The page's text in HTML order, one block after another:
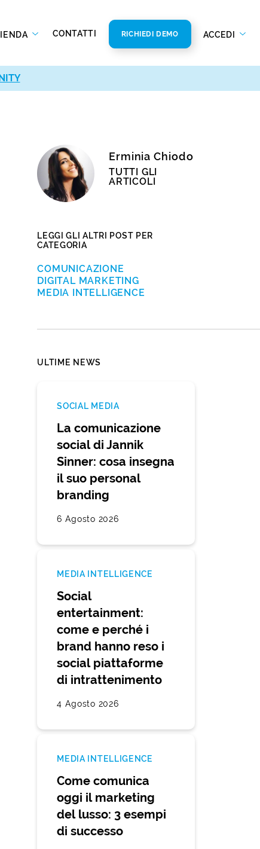
CONTATTI RICHIEDI DEMO ACCEDI
Erminia Chiodo
TUTTI GLI
ARTICOLI
LEGGI GLI ALTRI POST PER
CATEGORIA
COMUNICAZIONE
DIGITAL MARKETING
MEDIA INTELLIGENCE
ULTIME NEWS
SOCIAL MEDIA
La comunicazione
social di Jannik
Sinner: cosa insegna
il suo personal
branding
6 Agosto 2026
MEDIA INTELLIGENCE
Social
entertainment:
come e perché i
brand hanno reso i
social piattaforme
di intrattenimento
4 Agosto 2026
MEDIA INTELLIGENCE
Come comunica
oggi il marketing
del lusso: 3 esempi
di successo